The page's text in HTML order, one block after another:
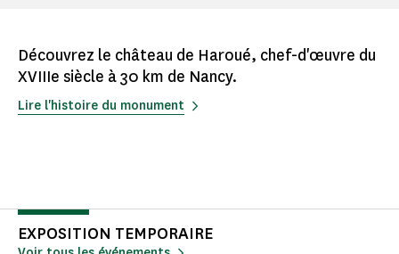
Découvrez le château de Haroué, chef-d'œuvre du
XVIIIe siècle à 30 km de Nancy.
Lire l'histoire du monument
EXPOSITION TEMPORAIRE